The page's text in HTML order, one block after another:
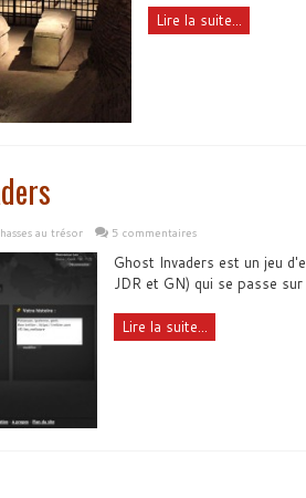
Lire la suite...
au trésor 5 commentaires
Ghost Invaders est un jeu
JDR et GN) qui se passe
Lire la suite...